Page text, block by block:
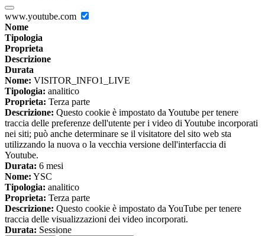
www.youtube.com
Nome
Tipologia
Proprieta
Descrizione
Durata
Nome: VISITOR_INFO1_LIVE
Tipologia: analitico
Proprieta: Terza parte
Descrizione: Questo cookie è impostato da Youtube per tenere
traccia delle preferenze dell'utente per i video di Youtube incorporati
nei siti; può anche determinare se il visitatore del sito web sta
utilizzando la nuova o la vecchia versione dell'interfaccia di
Youtube.
Durata: 6 mesi
Nome: YSC
Tipologia: analitico
Proprieta: Terza parte
Descrizione: Questo cookie è impostato da YouTube per tenere
traccia delle visualizzazioni dei video incorporati.
Durata: Sessione